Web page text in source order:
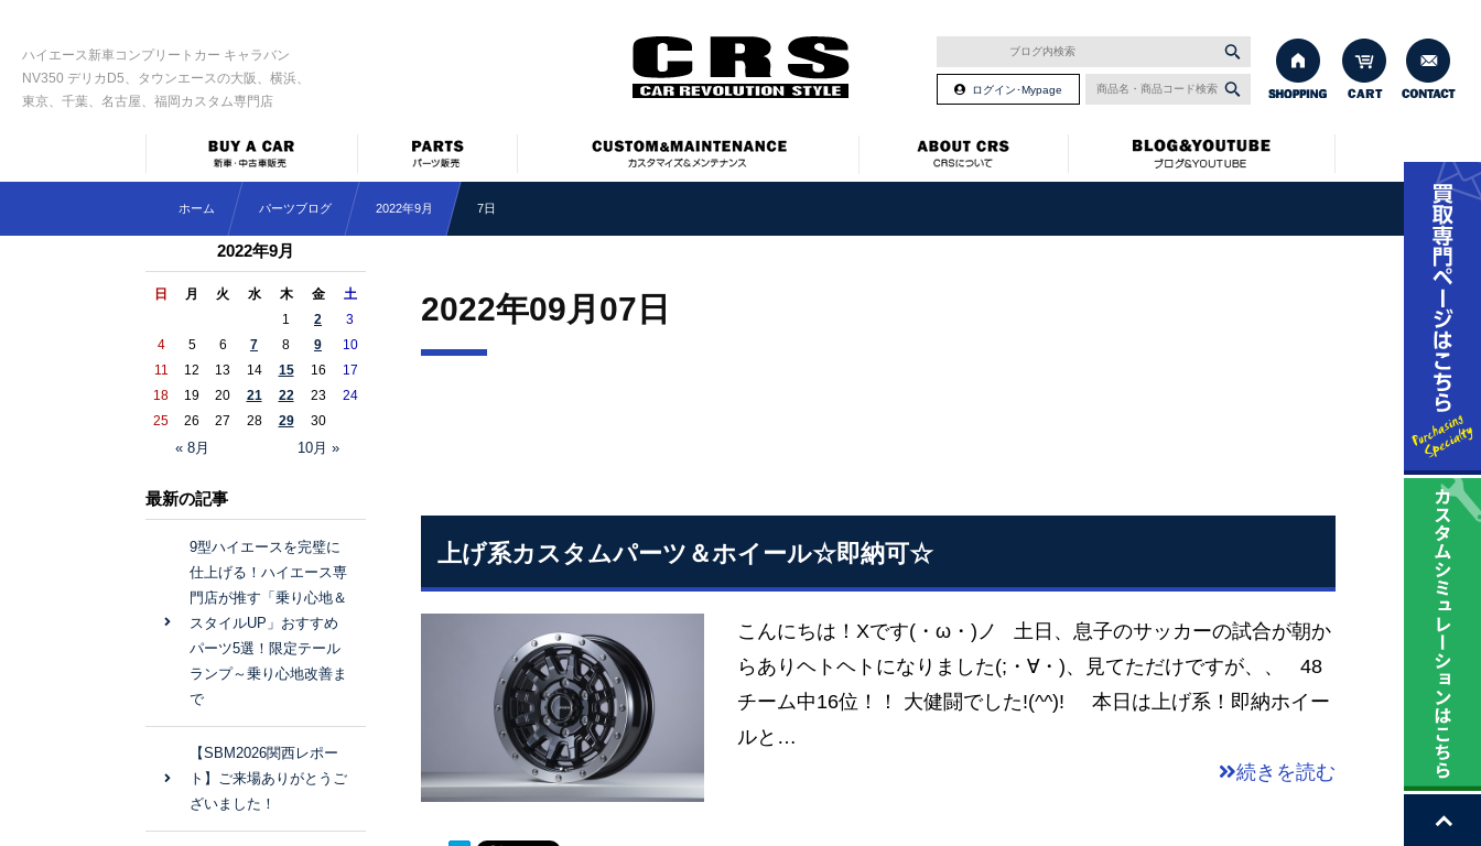
ハイエース新車コンプリートカー キャラバン
NV350 デリカD5、タウンエースの大阪、横浜、
東京、千葉、名古屋、福岡カスタム専門店
ログイン･Mypage
ホーム パーツブログ 2022年9月 7日
2022年09月07日
上げ系カスタムパーツ＆ホイール☆即納可☆
こんにちは！Xです(・ω・)ノ 土日、息子のサッカーの試合が朝か
らありヘトヘトになりました(;・∀・)、見てただけですが、、 48
チーム中16位！！ 大健闘でした!(^^)! 本日は上げ系！即納ホイー
ルと…
続きを読む
2022年9月
日 月 火 水 木 金 土
« 8月 10月 »
1 2
3
4
5 6 7 8 9
10
11
12 13 14 15 16
17
18
19 20 21 22 23
24
25
26 27 28 29 30
最新の記事
9型ハイエースを完璧に
仕上げる！ハイエース専
門店が推す「乗り心地＆
スタイルUP」おすすめ
パーツ5選！限定テール
ランプ～乗り心地改善ま
で
【SBM2026関西レポー
ト】ご来場ありがとうご
ざいました！